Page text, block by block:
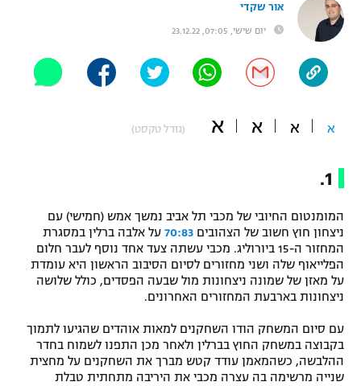
"מחצית בשכונה" – פודקאסט
משתתפים וזוכים בפרסים
תקנון משתתפים וזוכים בפרסים
תקנון עבור פעילות אלקטרה
תקנון עבור פעילות ספורט 1 – "מרלן"
תנאי שימוש
תקנון פעילות ספורט 1
היאבקות WWE
ספורט מוטורי
כדורמים
ספורט אתגרי ואקסטרים
אומנויות לחימה
אור שקדי
יום שישי, 07:05, 23.12.22
א א א א (גודל טקסט)
1.
המומנטום החיובי של מכבי תל אביב נמשך אמש (חמישי) עם
ניצחון חוץ חשוב של הצהובים 70:83 על אלבה ברלין במסגרת
המחזור ה-15 ביורוליג. מכבי עשתה צעד אחד נוסף לעבר חלום
הפלייאוף שלה ושני מחזורים לסיום הסיבוב הראשון היא עומדת
על מאזן של שמונה ניצחונות מול שבעה הפסדים, כולל שלושה
ניצחונות בארבעת המחזורים האחרונים.
עם סיום המשחק הודו השחקנים למאות אוהדים שהגיעו לתמוך
בקבוצה במשחק החוץ בברלין ולאחר מכן התפנו לשמוח בחדר
ההלבשה, כשהמאמן עודד קטש מברך את השחקנים על מחצית
שנייה מרשימה בה עצרה מכבי את היריבה מתחתית טבלת